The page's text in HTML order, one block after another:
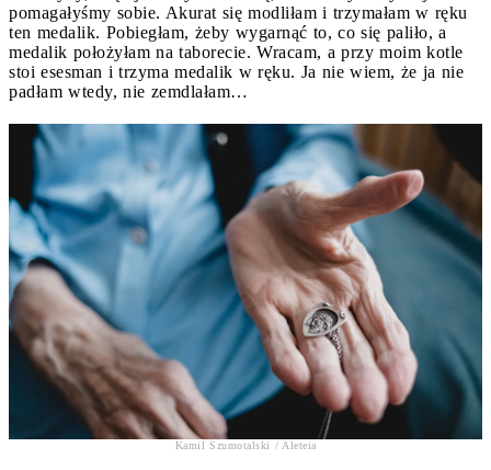
pomagałyśmy sobie. Akurat się modliłam i trzymałam w ręku
ten medalik. Pobiegłam, żeby wygarnąć to, co się paliło, a
medalik położyłam na taborecie. Wracam, a przy moim kotle
stoi esesman i trzyma medalik w ręku. Ja nie wiem, że ja nie
padłam wtedy, nie zemdlałam…
Kamil Szumotalski / Aleteia